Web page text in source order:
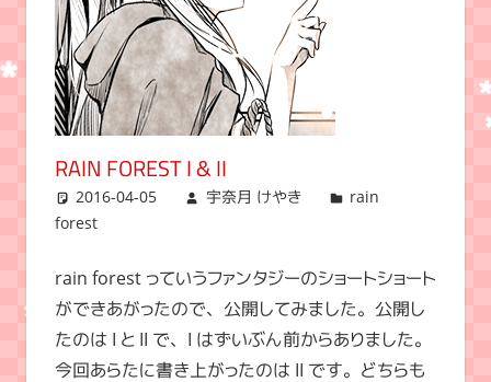
RAIN FOREST I & II
2016-04-05 宇奈月 けやき
rain
forest
rain forest っていうファンタジーのショートショート
ができあがったので、公開してみました。公開し
たのは I と II で、I はずいぶん前からありました。
今回あらたに書き上がったのは II です。どちらも